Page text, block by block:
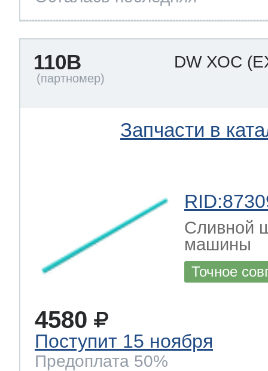
110B DW ХОС
Запчасти в
Сливной
машины
Точное
4580
Поступит 15 ноября
Предоплата 50%